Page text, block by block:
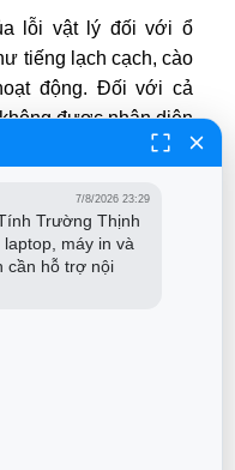
lỗi vật lý đối với ổ
tiếng lạch cạch, cào
động. Đối với cả
được nhận diện
và không có
quay đối với HDD),
vật lý. Các công
cũng sẽ báo
nếu có lỗi vật
cáp nguồn cho ổ
thao tác cơ bản và
7/8/2026 23:29
Trường Thịnh
máy in và
cần hỗ trợ nội